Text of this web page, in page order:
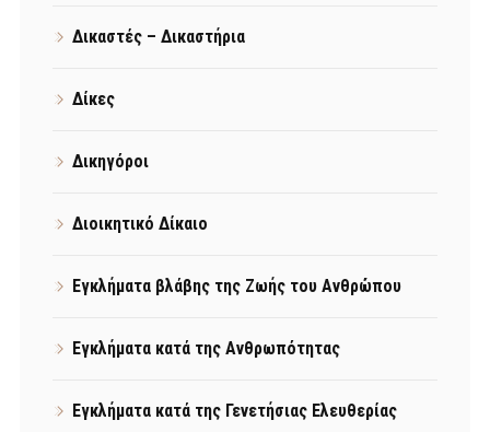
Δικαστές – Δικαστήρια
Δίκες
Δικηγόροι
Διοικητικό Δίκαιο
Εγκλήματα βλάβης της Ζωής του Ανθρώπου
Εγκλήματα κατά της Ανθρωπότητας
Εγκλήματα κατά της Γενετήσιας Ελευθερίας